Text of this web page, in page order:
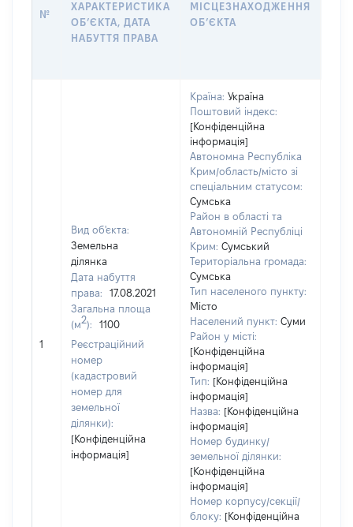
№
ХАРАКТЕРИСТИКА
ОБʼЄКТА, ДАТА
НАБУТТЯ ПРАВА
МІСЦЕЗНАХОДЖЕННЯ
ОБʼЄКТА
1
Вид об'єкта:
Земельна
ділянка
Дата набуття
права:
17.08.2021
Загальна площа
(м2):
1100
Реєстраційний
номер
(кадастровий
номер для
земельної
ділянки):
[Конфіденційна
інформація]
Країна: Україна
Поштовий індекс:
[Конфіденційна
інформація]
Автономна Республіка
Крим/область/місто зі
спеціальним статусом:
Сумська
Район в області та
Автономній Республіці
Крим: Сумський
Територіальна громада:
Сумська
Тип населеного пункту:
Місто
Населений пункт: Суми
Район у місті:
[Конфіденційна
інформація]
Тип: [Конфіденційна
інформація]
Назва: [Конфіденційна
інформація]
Номер будинку/
земельної ділянки:
[Конфіденційна
інформація]
Номер корпусу/секції/
блоку: [Конфіденційна